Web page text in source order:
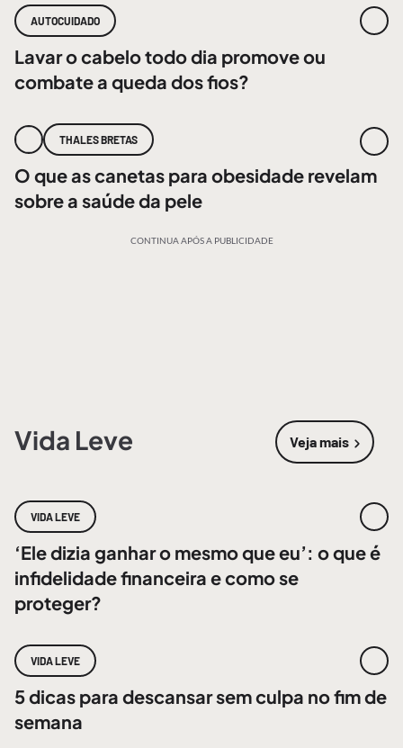
AUTOCUIDADO
Lavar o cabelo todo dia promove ou
combate a queda dos fios?
THALES BRETAS
O que as canetas para obesidade revelam
sobre a saúde da pele
CONTINUA APÓS A PUBLICIDADE
Vida Leve Veja mais
sobre Vida
VIDA LEVE
‘Ele dizia ganhar o mesmo que eu’: o que é
infidelidade financeira e como se
proteger?
VIDA LEVE
5 dicas para descansar sem culpa no fim de
semana